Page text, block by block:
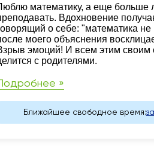
математику, а еще больше
Вдохновение
о себе: "математика не
моего объяснения
эмоций! И всем этим своим
с родителями.
»
Ближайшее свободное время: